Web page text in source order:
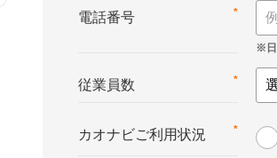
*
電話番号
*
従業員数
*
カオナビご利用状況